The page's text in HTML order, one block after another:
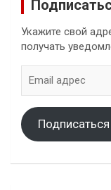
Укажите свой
получать
адрес
Подписаться